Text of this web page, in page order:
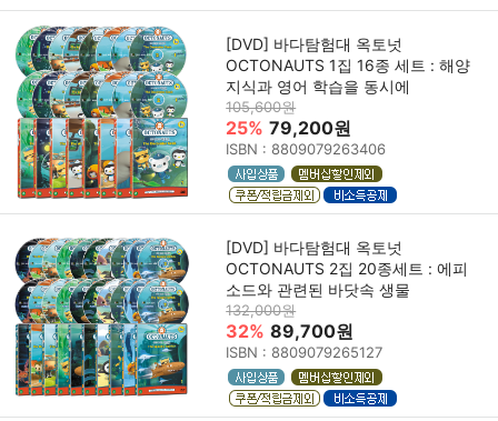
[DVD] 바다탐험대 옥토넛
OCTONAUTS 1집 16종 세트 : 해양
지식과 영어 학습을 동시에
105,600원
25% 79,200원
ISBN : 8809079263406
[DVD] 바다탐험대 옥토넛
OCTONAUTS 2집 20종세트 : 에피
소드와 관련된 바닷속 생물
132,000원
32% 89,700원
ISBN : 8809079265127